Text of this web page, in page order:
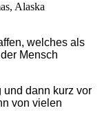
Alaska
welches als
Mensch
und dann kurz vor
von vielen